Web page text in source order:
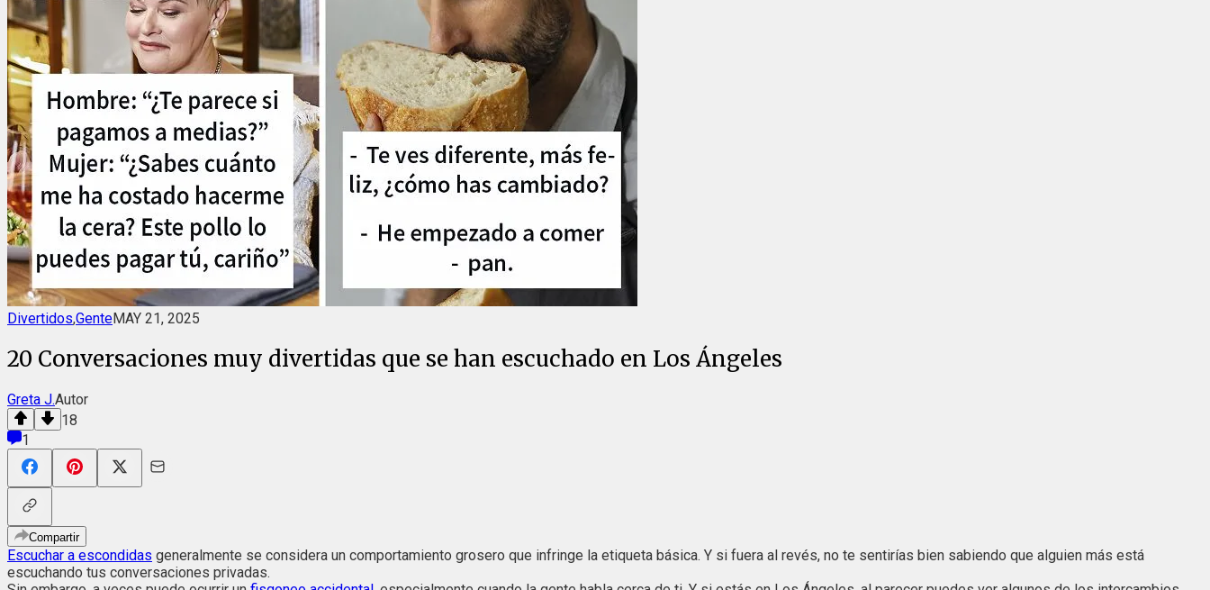
Divertidos,GenteMAY 21, 2025
20 Conversaciones muy divertidas que se han escuchado en Los Ángeles
Greta J.Autor
18
1
Compartir
Escuchar a escondidas generalmente se considera un comportamiento grosero que infringe la etiqueta básica. Y si fuera al revés, no te sentirías bien sabiendo que alguien más está
escuchando tus conversaciones privadas.